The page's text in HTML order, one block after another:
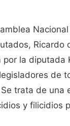
Ricardo
la diputada
de
trata de una
y filicidios